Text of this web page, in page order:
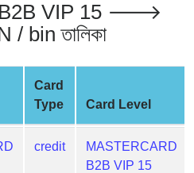
B2B VIP 15 🡒
bin তালিকা
Card
Type
Card Level
credit
MASTERCARD
B2B VIP 15